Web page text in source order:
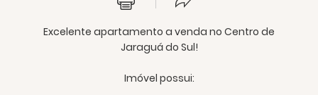
Excelente apartamento a venda no Centro de
Jaraguá do Sul!
Imóvel possui: